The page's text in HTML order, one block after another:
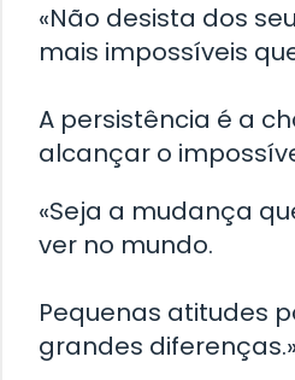
«Não desista dos
mais impossíveis
A persistência é a
alcançar o
«Seja a mudança
ver no mundo.
Pequenas atitudes
grandes